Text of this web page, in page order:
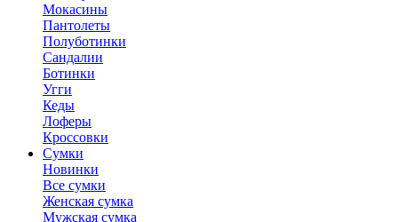
Мокасины
Пантолеты
Полуботинки
Сандалии
Ботинки
Угги
Кеды
Лоферы
Кроссовки
Сумки
Новинки
Все сумки
Женская сумка
Мужская сумка